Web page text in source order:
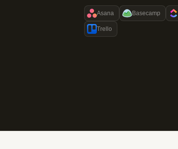
Asana Basecamp
Trello